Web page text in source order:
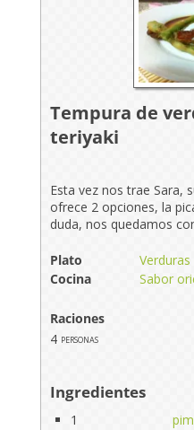
Tempura de
teriyaki
Esta vez nos trae Sara,
ofrece 2 opciones, la
duda, nos quedamos
Plato
Verduras
Cocina
Sabor
Raciones
4 personas
Ingredientes
1